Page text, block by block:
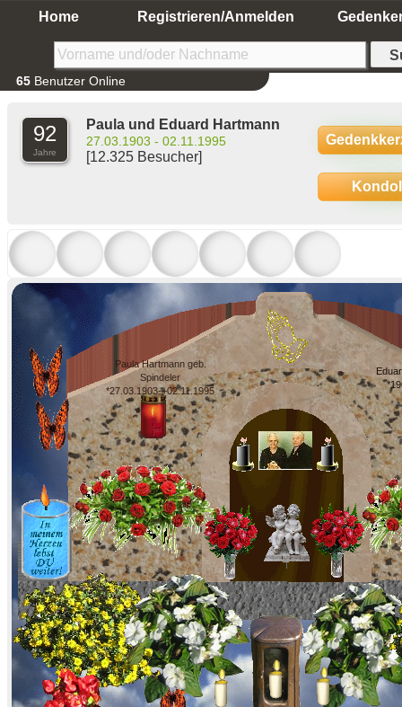
Home Registrieren/Anmelden
65 Benutzer Online
92
Jahre
Paula und Eduard Hartmann
27.03.1903 - 02.11.1995
[12.325 Besucher]
Paula Hartmann geb.
Spindeler
*27.03.1903-+02.11.1995